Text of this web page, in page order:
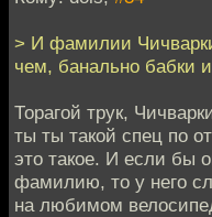
> И фамилии
чем, банально бабки
Торагой трук,
ты ты такой спец по
это такое. И если бы
фамилию, то у него
на любимом